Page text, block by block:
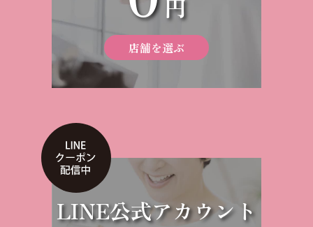
円
店舗を選ぶ
LINE公式アカウント